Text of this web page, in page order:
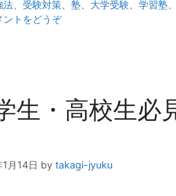
法 、受験対策 、塾 大学受験 、学習塾
ントをどうぞ
生・高校生必
月14日 by takagi-jyuku